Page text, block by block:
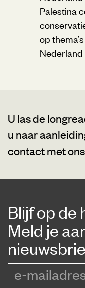
Palestina
op
Nederland
U las de
u naar
contact met
Blijf op de
Meld je